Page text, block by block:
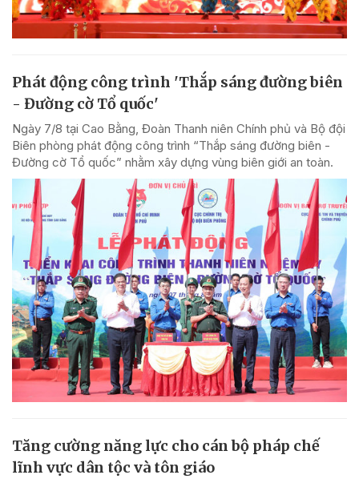
Phát động công trình 'Thắp sáng đường biên
- Đường cờ Tổ quốc'
Ngày 7/8 tại Cao Bằng, Đoàn Thanh niên Chính phủ và Bộ đội
Biên phòng phát động công trình “Thắp sáng đường biên -
Đường cờ Tổ quốc” nhằm xây dựng vùng biên giới an toàn.
Tăng cường năng lực cho cán bộ pháp chế
lĩnh vực dân tộc và tôn giáo